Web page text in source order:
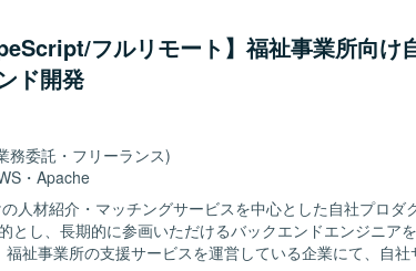
ます。画面開発にとどまらず、スキーマ設計やバックエン
CodexなどのAIツールを活用した開発環境です。
フルリモート】福祉事業所向け
ド開発
務委託・フリーランス)
・ Apache
人材紹介・マッチングサービスを中心とした自社プロダ
とし、長期的に参画いただけるバックエンドエンジニア